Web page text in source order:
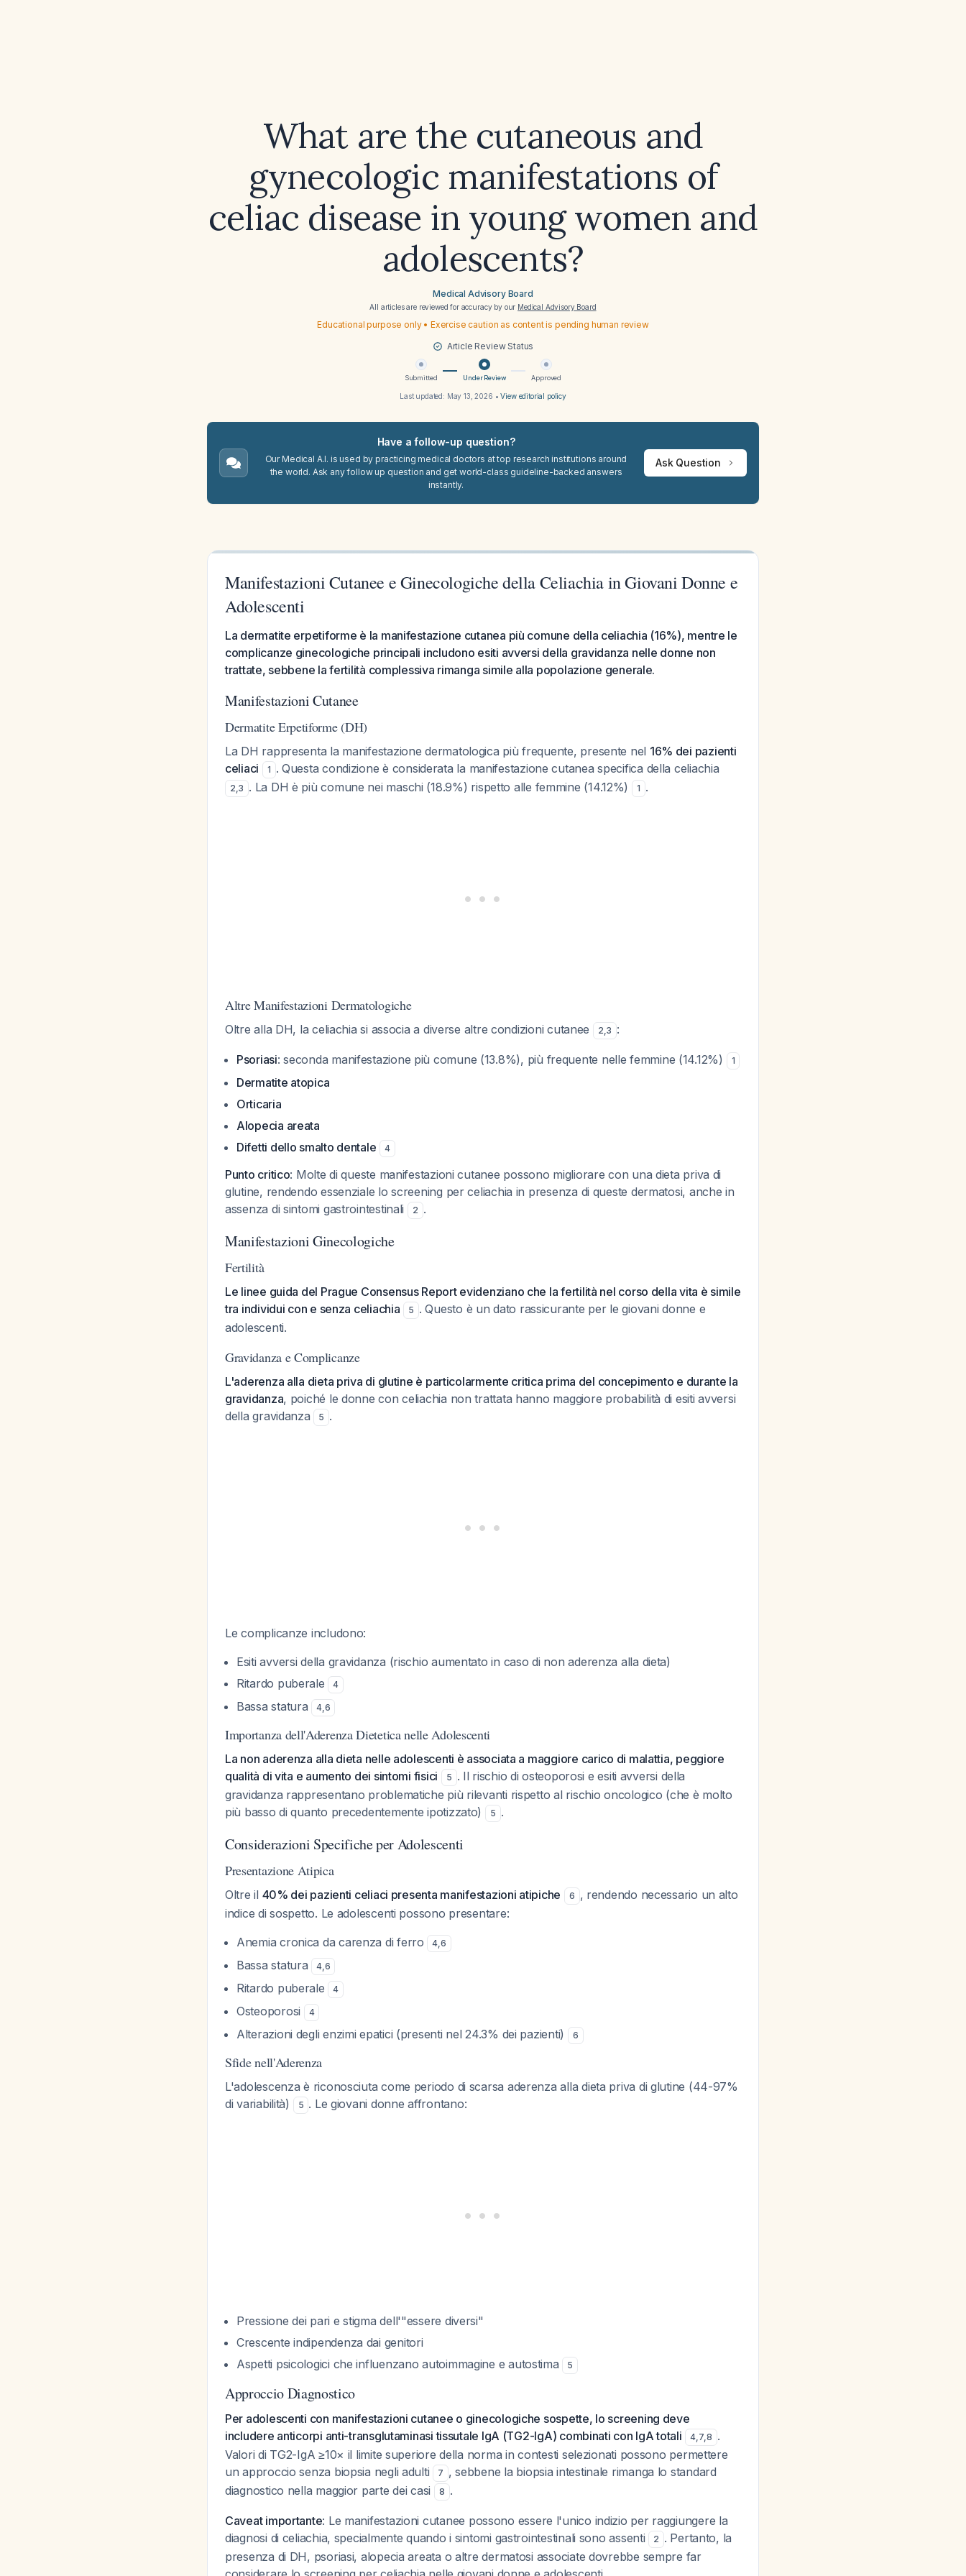
What are the cutaneous and
gynecologic manifestations of
celiac disease in young women and
adolescents?
Medical Advisory Board
All articles are reviewed for accuracy by our Medical Advisory Board
Educational purpose only • Exercise caution as content is pending human review
Article Review Status
Submitted Under Review Approved
Last updated: May 13, 2026 •View editorial policy
Have a follow-up question?
Our Medical A.I. is used by practicing medical doctors at top research institutions around
the world. Ask any follow up question and get world-class guideline-backed answers
instantly.
Ask Question
Manifestazioni Cutanee e Ginecologiche della Celiachia in Giovani Donne e
Adolescenti
La dermatite erpetiforme è la manifestazione cutanea più comune della celiachia (16%), mentre le
complicanze ginecologiche principali includono esiti avversi della gravidanza nelle donne non
trattate, sebbene la fertilità complessiva rimanga simile alla popolazione generale.
Manifestazioni Cutanee
Dermatite Erpetiforme (DH)
La DH rappresenta la manifestazione dermatologica più frequente, presente nel 16% dei pazienti
celiaci
1 . Questa condizione è considerata la manifestazione cutanea specifica della celiachia
2,3 . La DH è più comune nei maschi (18.9%) rispetto alle femmine (14.12%) 1 .
Altre Manifestazioni Dermatologiche
Oltre alla DH, la celiachia si associa a diverse altre condizioni cutanee 2,3 :
Psoriasi: seconda manifestazione più comune (13.8%), più frequente nelle femmine (14.12%) 1
Dermatite atopica
Orticaria
Alopecia areata
Difetti dello smalto dentale
4
Punto critico: Molte di queste manifestazioni cutanee possono migliorare con una dieta priva di
glutine, rendendo essenziale lo screening per celiachia in presenza di queste dermatosi, anche in
assenza di sintomi gastrointestinali
2 .
Manifestazioni Ginecologiche
Fertilità
Le linee guida del Prague Consensus Report evidenziano che la fertilità nel corso della vita è simile
tra individui con e senza celiachia
5 . Questo è un dato rassicurante per le giovani donne e
adolescenti.
Gravidanza e Complicanze
L'aderenza alla dieta priva di glutine è particolarmente critica prima del concepimento e durante la
gravidanza, poiché le donne con celiachia non trattata hanno maggiore probabilità di esiti avversi
della gravidanza
5 .
Le complicanze includono:
Esiti avversi della gravidanza (rischio aumentato in caso di non aderenza alla dieta)
Ritardo puberale
4
Bassa statura 4,6
Importanza dell'Aderenza Dietetica nelle Adolescenti
La non aderenza alla dieta nelle adolescenti è associata a maggiore carico di malattia, peggiore
qualità di vita e aumento dei sintomi fisici
5 . Il rischio di osteoporosi e esiti avversi della
gravidanza rappresentano problematiche più rilevanti rispetto al rischio oncologico (che è molto
più basso di quanto precedentemente ipotizzato)
5 .
Considerazioni Specifiche per Adolescenti
Presentazione Atipica
Oltre il 40% dei pazienti celiaci presenta manifestazioni atipiche 6 , rendendo necessario un alto
indice di sospetto. Le adolescenti possono presentare:
Anemia cronica da carenza di ferro
4,6
Bassa statura 4,6
Ritardo puberale 4
Osteoporosi 4
Alterazioni degli enzimi epatici (presenti nel 24.3% dei pazienti) 6
Sfide nell'Aderenza
L'adolescenza è riconosciuta come periodo di scarsa aderenza alla dieta priva di glutine (44-97%
di variabilità)
5 . Le giovani donne affrontano:
Pressione dei pari e stigma dell'"essere diversi"
Crescente indipendenza dai genitori
Aspetti psicologici che influenzano autoimmagine e autostima
5
Approccio Diagnostico
Per adolescenti con manifestazioni cutanee o ginecologiche sospette, lo screening deve
includere anticorpi anti-transglutaminasi tissutale IgA (TG2-IgA) combinati con IgA totali
4,7,8 .
Valori di TG2-IgA ≥10× il limite superiore della norma in contesti selezionati possono permettere
un approccio senza biopsia negli adulti
7 , sebbene la biopsia intestinale rimanga lo standard
diagnostico nella maggior parte dei casi
8 .
Caveat importante: Le manifestazioni cutanee possono essere l'unico indizio per raggiungere la
diagnosi di celiachia, specialmente quando i sintomi gastrointestinali sono assenti
2 . Pertanto, la
presenza di DH, psoriasi, alopecia areata o altre dermatosi associate dovrebbe sempre far